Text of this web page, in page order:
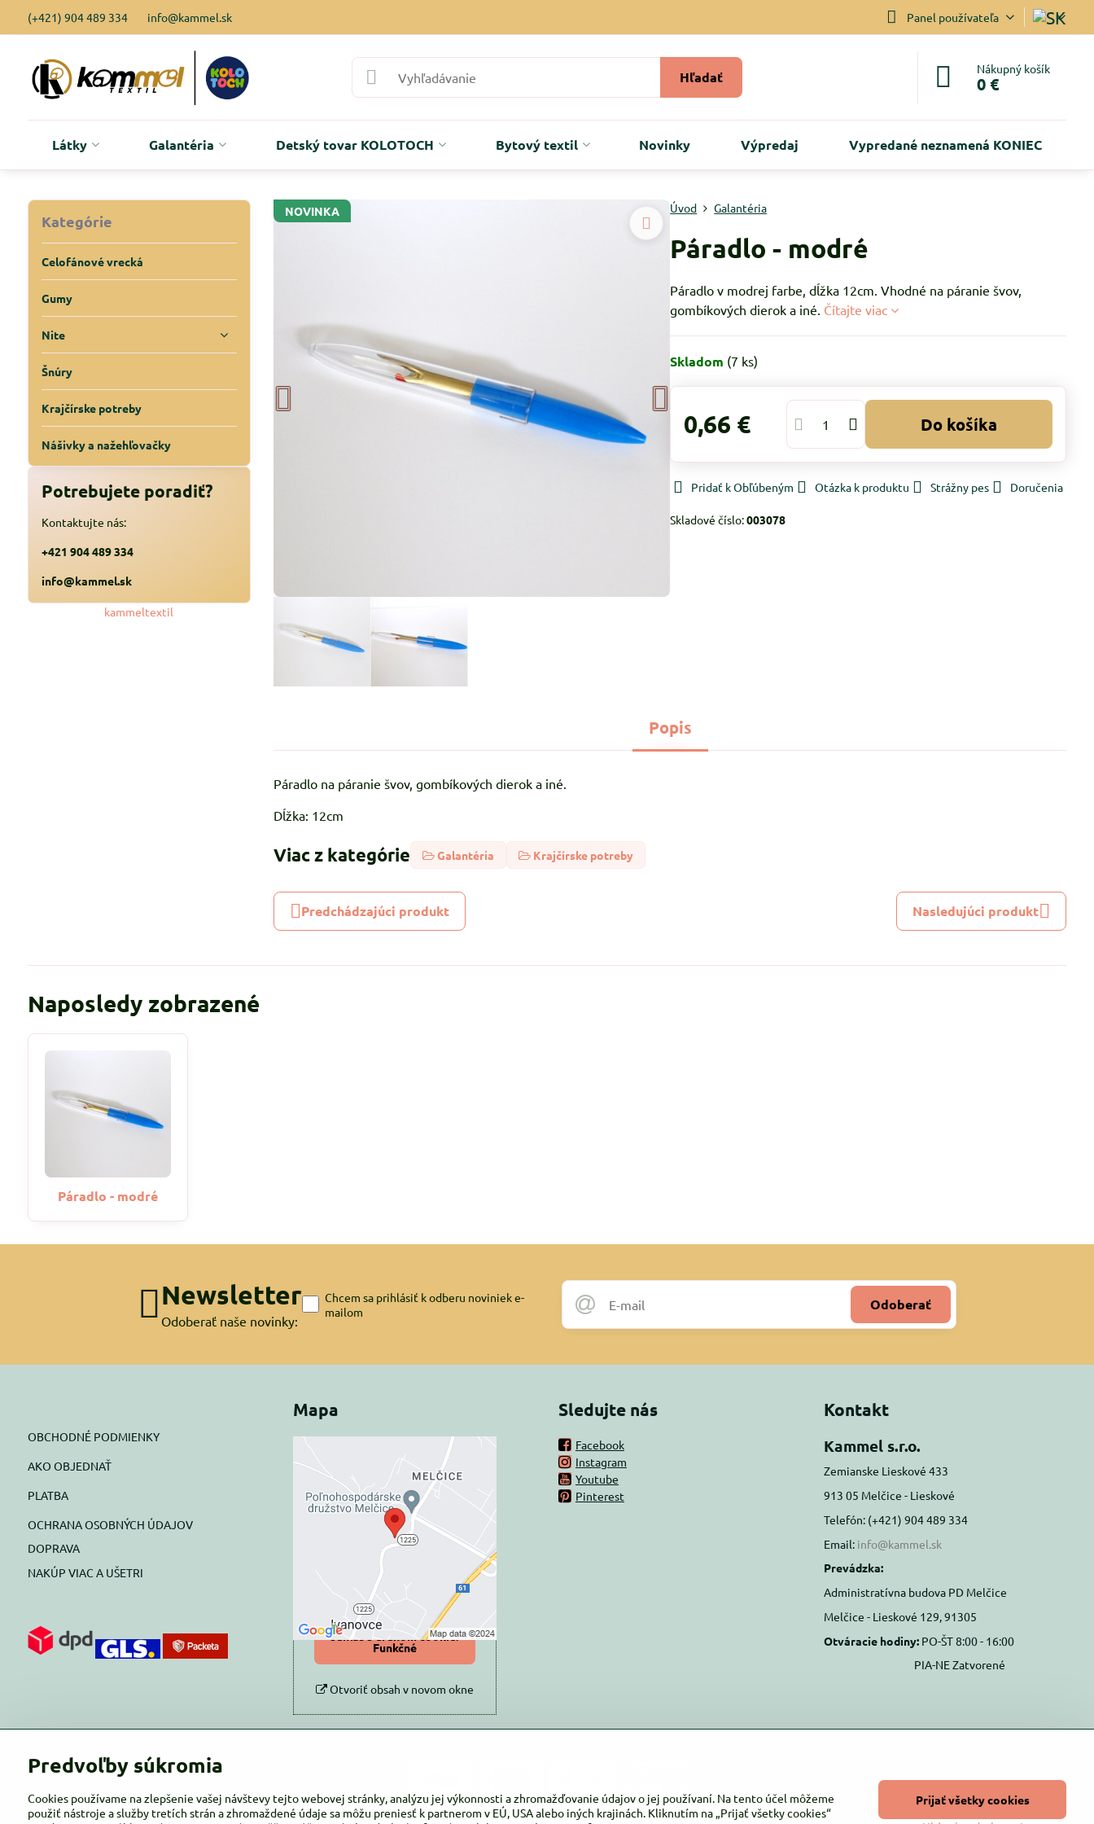
(+421) 904 489 334 info@kammel.sk Panel používateľa
Hľadať Nákupný košík
0 €
Látky Galantéria Detský tovar KOLOTOCH Bytový textil Novinky Výpredaj Vypredané neznamená KONIEC
NOVINKA Úvod Galantéria
Páradlo - modré
Páradlo v modrej farbe, dĺžka 12cm. Vhodné na páranie švov,
gombíkových dierok a iné. Čítajte viac
Skladom (7 ks)
0,66 € Do košíka
Pridať k Obľúbeným Otázka k produktu Strážny pes Doručenia
Skladové číslo:003078
Popis
Páradlo na páranie švov, gombíkových dierok a iné.
Dĺžka: 12cm
Viac z kategórie Galantéria Krajčírske potreby
Predchádzajúci produkt Nasledujúci produkt
Kategórie
Celofánové vrecká
Gumy
Nite
Šnúry
Krajčírske potreby
Nášivky a nažehľovačky
Potrebujete poradiť?
Kontaktujte nás:
+421 904 489 334
info@kammel.sk
kammeltextil
Naposledy zobrazené
Páradlo - modré
Newsletter
Odoberať naše novinky:
Odoberať
Chcem sa prihlásiť k odberu noviniek e-
mailom
OBCHODNÉ PODMIENKY
AKO OBJEDNAŤ
PLATBA
OCHRANA OSOBNÝCH ÚDAJOV
DOPRAVA
NAKÚP VIAC A UŠETRI
Mapa
Externý obsah je
blokovaný Voľbami
súkromia
Prajete si načítať externý obsah?
Povoliť tentokrát
Povoliť a zapamätať -
súhlas s druhom cookie:
Funkčné
Otvoriť obsah v novom okne
Sledujte nás
Facebook
Instagram
Youtube
Pinterest
Kontakt
Kammel s.r.o.
Zemianske Lieskové 433
913 05 Melčice - Lieskové
Telefón: (+421) 904 489 334
Email: info@kammel.sk
Prevádzka:
Administratívna budova PD Melčice
Melčice - Lieskové 129, 91305
Otváracie hodiny: PO-ŠT 8:00 - 16:00
PIA-NE Zatvorené
Predvoľby súkromia
Cookies používame na zlepšenie vašej návštevy tejto webovej stránky, analýzu jej výkonnosti a zhromažďovanie údajov o jej používaní. Na tento účel môžeme
použiť nástroje a služby tretích strán a zhromaždené údaje sa môžu preniesť k partnerom v EÚ, USA alebo iných krajinách. Kliknutím na „Prijať všetky cookies“
Prijať všetky cookies